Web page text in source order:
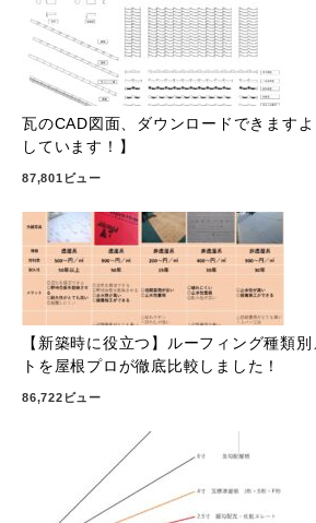
瓦のCAD図面、ダウンロードできます
しています！】
87,801ビュー
【新築時に役立つ】ルーフィング種類
トを屋根プロが徹底比較しました！
86,722ビュー